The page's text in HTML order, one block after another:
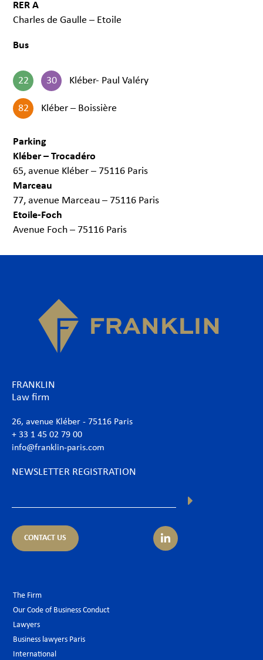
RER A
Charles de Gaulle – Etoile
Bus
22 30 Kléber- Paul Valéry
82 Kléber – Boissière
Parking
Kléber – Trocadéro
65, avenue Kléber – 75116 Paris
Marceau
77, avenue Marceau – 75116 Paris
Etoile-Foch
Avenue Foch – 75116 Paris
FRANKLIN
Law firm
26, avenue Kléber - 75116 Paris
+ 33 1 45 02 79 00
info@franklin-paris.com
NEWSLETTER REGISTRATION
CONTACT US
The Firm
Our Code of Business Conduct
Lawyers
Business lawyers Paris
International